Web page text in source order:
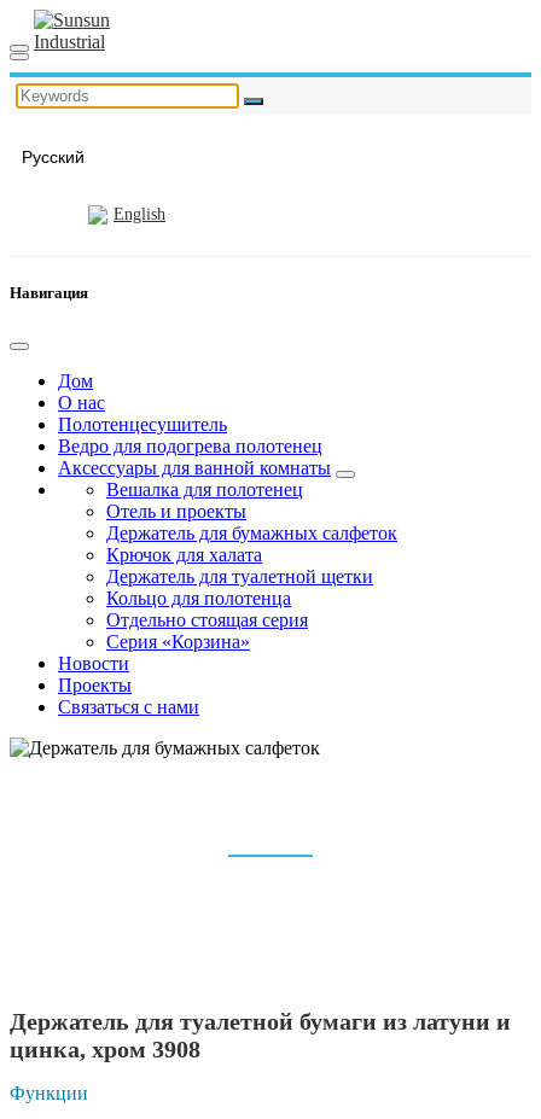
Русский
English
Навигация
Дом
О нас
Полотенцесушитель
Ведро для подогрева полотенец
Аксессуары для ванной комнаты
Вешалка для полотенец
Отель и проекты
Держатель для бумажных салфеток
Крючок для халата
Держатель для туалетной щетки
Кольцо для полотенца
Отдельно стоящая серия
Серия «Корзина»
Новости
Проекты
Связаться с нами
Держатель для туалетной бумаги из латуни и
цинка, хром 3908
Функции